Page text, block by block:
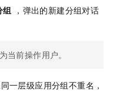
组 ，弹出的新建分组对话
当前操作用户。
一层级应用分组不重名，